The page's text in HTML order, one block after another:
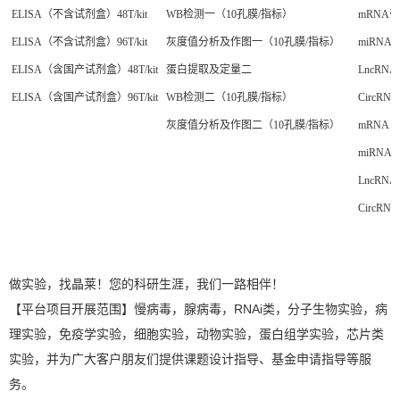
ELISA（不含试剂盒）48T/kit WB检测一（10孔膜/指标） mRNA
ELISA（不含试剂盒）96T/kit 灰度值分析及作图一（10孔膜/指标） miRNA
ELISA（含国产试剂盒）48T/kit 蛋白提取及定量二
ELISA（含国产试剂盒）96T/kit WB检测二（10孔膜/指标）
灰度值分析及作图二（10孔膜/指标） mRNA
miRNA
LncRNA
CircRNA
做实验，找晶莱！您的科研生涯，我们一路相伴！
【平台项目开展范围】慢病毒，腺病毒，RNAi类，分子生物实验，病
理实验，免疫学实验，细胞实验，动物实验，蛋白组学实验，芯片类
实验，并为广大客户朋友们提供课题设计指导、基金申请指导等服
务。